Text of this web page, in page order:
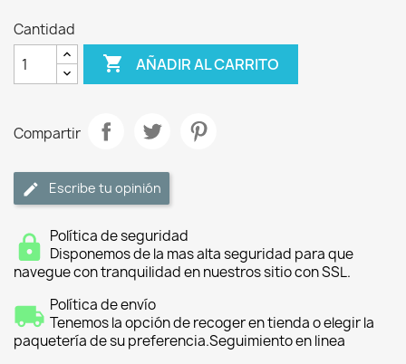
Cantidad
 AÑADIR AL CARRITO
Compartir
Escribe tu opinión
Política de seguridad
Disponemos de la mas alta seguridad para que
navegue con tranquilidad en nuestros sitio con SSL.
Política de envío
Tenemos la opción de recoger en tienda o elegir la
paquetería de su preferencia.Seguimiento en linea